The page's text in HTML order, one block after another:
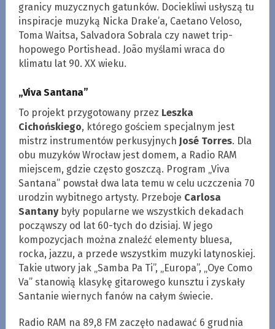
granicy muzycznych gatunków. Dociekliwi usłyszą tu
inspiracje muzyką Nicka Drake’a, Caetano Veloso,
Toma Waitsa, Salvadora Sobrala czy nawet trip-
hopowego Portishead. João myślami wraca do
klimatu lat 90. XX wieku.
„Viva Santana”
To projekt przygotowany przez Leszka
Cichońskiego, którego gościem specjalnym jest
mistrz instrumentów perkusyjnych José Torres. Dla
obu muzyków Wrocław jest domem, a Radio RAM
miejscem, gdzie często goszczą. Program „Viva
Santana” powstał dwa lata temu w celu uczczenia 70
urodzin wybitnego artysty. Przeboje Carlosa
Santanybyły popularne we wszystkich dekadach
począwszy od lat 60-tych do dzisiaj. W jego
kompozycjach można znaleźć elementy bluesa,
rocka, jazzu, a przede wszystkim muzyki latynoskiej.
Takie utwory jak „Samba Pa Ti”, „Europa”, „Oye Como
Va” stanowią klasykę gitarowego kunsztu i zyskały
Santanie wiernych fanów na całym świecie.
Radio RAM na 89,8 FM zaczęło nadawać 6 grudnia